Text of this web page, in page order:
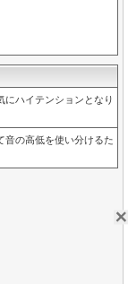
にハイテンションとなり
音の高低を使い分けるた